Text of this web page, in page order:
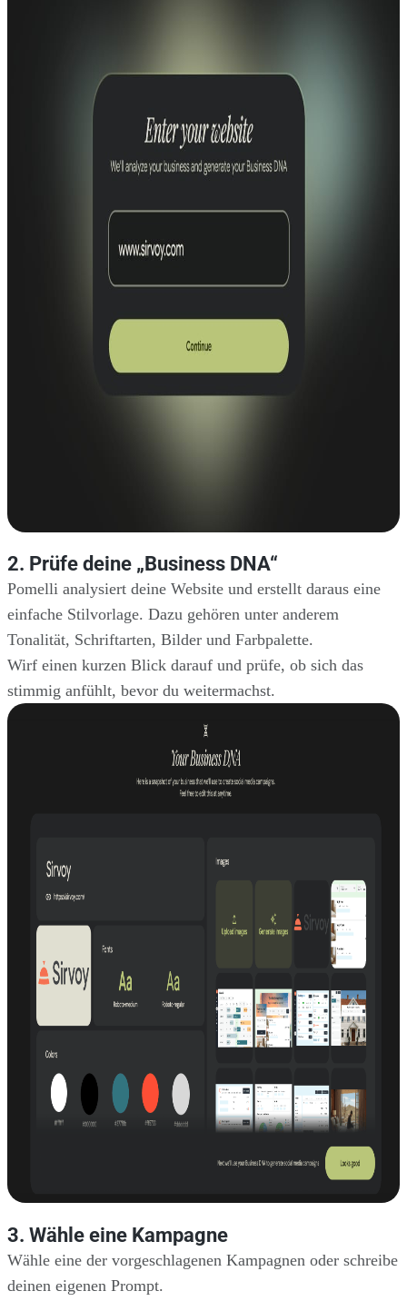
2. Prüfe deine „Business DNA“
Pomelli analysiert deine Website und erstellt daraus eine
einfache Stilvorlage. Dazu gehören unter anderem
Tonalität, Schriftarten, Bilder und Farbpalette.
Wirf einen kurzen Blick darauf und prüfe, ob sich das
stimmig anfühlt, bevor du weitermachst.
3. Wähle eine Kampagne
Wähle eine der vorgeschlagenen Kampagnen oder schreibe
deinen eigenen Prompt.